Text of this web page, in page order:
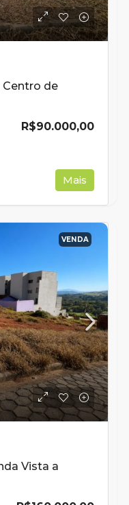
Centro de
R$90.000,00
Mais
VENDA
Vista a